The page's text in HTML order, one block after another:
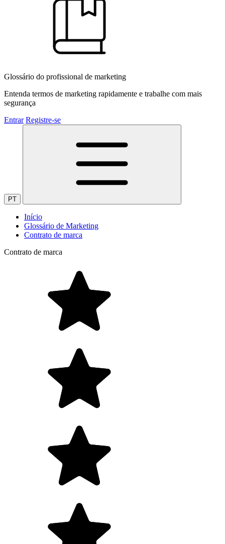
Glossário do profissional de marketing
Entenda termos de marketing rapidamente e trabalhe com mais
segurança
Entrar Registre-se
PT
Início
Glossário de Marketing
Contrato de marca
Contrato de marca